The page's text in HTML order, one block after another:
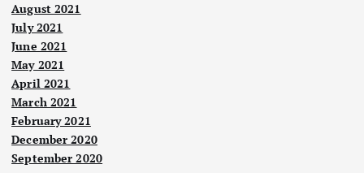
August 2021
July 2021
June 2021
May 2021
April 2021
March 2021
February 2021
December 2020
September 2020